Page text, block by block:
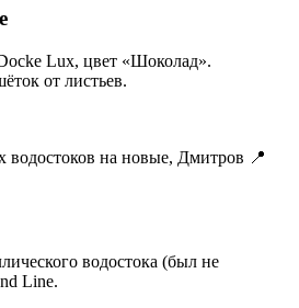
Lux, цвет «Шоколад».
от листьев.
📍
водостока (был не
Line.